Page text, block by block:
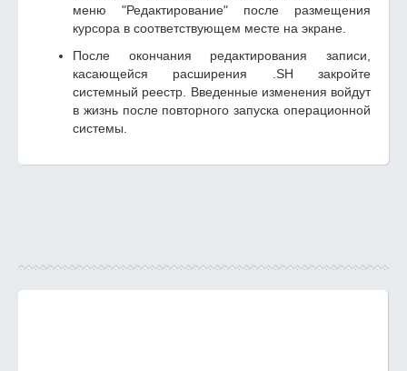
меню "Редактирование" после размещения
курсора в соответствующем месте на экране.
После окончания редактирования записи,
касающейся расширения .SH закройте
системный реестр. Введенные изменения войдут
в жизнь после повторного запуска операционной
системы.